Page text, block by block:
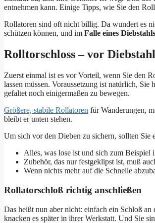
entnehmen kann. Einige Tipps, wie Sie den
Rollatoren sind oft nicht billig. Da wundert es
schützen können, und im Falle eines Diebstahls
Rolltorschloss – vor
Zuerst einmal ist es vor Vorteil, wenn Sie den
lassen müssen. Voraussetzung ist natürlich, Sie
gefaltet noch einigermaßen zu bewegen.
Größere, stabile Rollatoren für Wanderungen,
bleibt er unten stehen.
Um sich vor den Dieben zu sichern, sollten Sie
Alles, was lose ist und sich zum Beispiel
Zubehör, das nur festgeklipst ist, muß
Wenn nichts mehr auf die Schnelle
Rollatorschloß richtig anschließen
Das heißt nun aber nicht: einfach ein Schloß
knacken es später in ihrer Werkstatt. Und Sie